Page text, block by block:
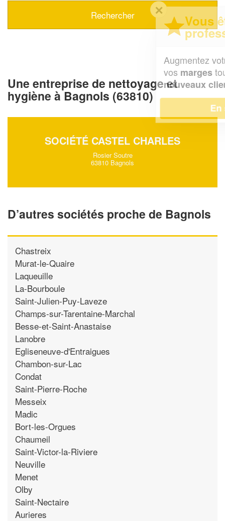
Une entreprise de nettoyage et
hygiène à Bagnols (63810)
SOCIÉTÉ CASTEL CHARLES
Rosier Soutre
63810 Bagnols
D’autres sociétés proche de Bagnols
Chastreix
Murat-le-Quaire
Laqueuille
La-Bourboule
Saint-Julien-Puy-Laveze
Champs-sur-Tarentaine-Marchal
Besse-et-Saint-Anastaise
Lanobre
Egliseneuve-d'Entraigues
Chambon-sur-Lac
Condat
Saint-Pierre-Roche
Messeix
Madic
Bort-les-Orgues
Chaumeil
Saint-Victor-la-Riviere
Neuville
Menet
Olby
Saint-Nectaire
Aurieres
Vous êtes un
professionnel ?
chiffre d'affaireset
tout en gagnant de
nouveaux clients!